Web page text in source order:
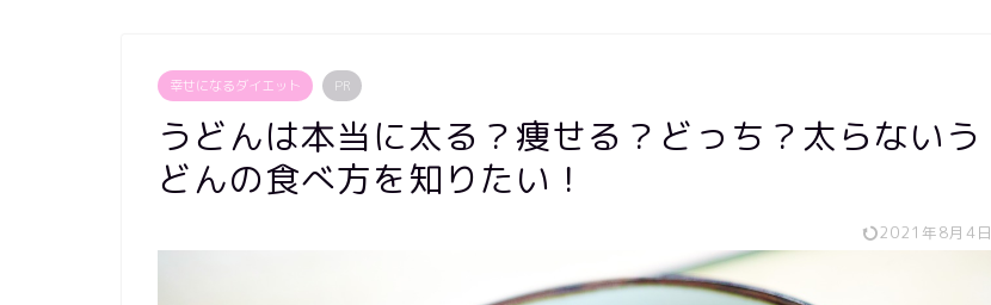
幸せになるダイエット PR
うどんは本当に太る？痩せる？どっち？太らないう
どんの食べ方を知りたい！
2021年8月4日